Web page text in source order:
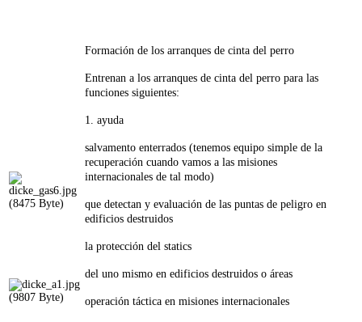
Formación de los arranques de cinta del perro
Entrenan a los arranques de cinta del perro para las
funciones siguientes:
1. ayuda
salvamento enterrados (tenemos equipo simple de la
recuperación cuando vamos a las misiones
internacionales de tal modo)
que detectan y evaluación de las puntas de peligro en
edificios destruidos
la protección del statics
del uno mismo en edificios destruidos o áreas
operación táctica en misiones internacionales